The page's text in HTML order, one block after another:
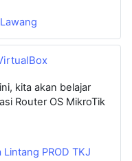
kita akan belajar
Router OS MikroTik
Lintang PROD TKJ